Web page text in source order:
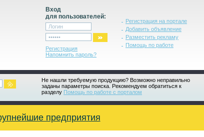
Вход
для пользователей:
Регистрация
Напомнить пароль?
Регистрация на портале
Добавить объявление
Разместить рекламу
Помощь по работе
Не нашли требуемую продукцию? Возможно неправильно
заданы параметры поиска. Рекомендуем обратиться к
разделу Помощь по работе с порталом
предприятия